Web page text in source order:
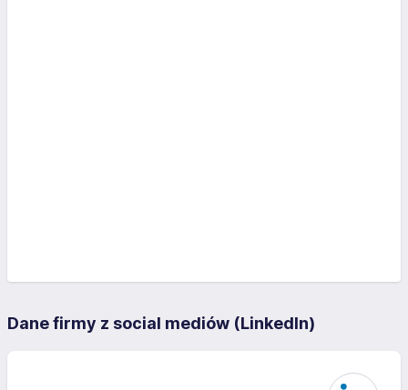
Dane firmy z social mediów (LinkedIn)